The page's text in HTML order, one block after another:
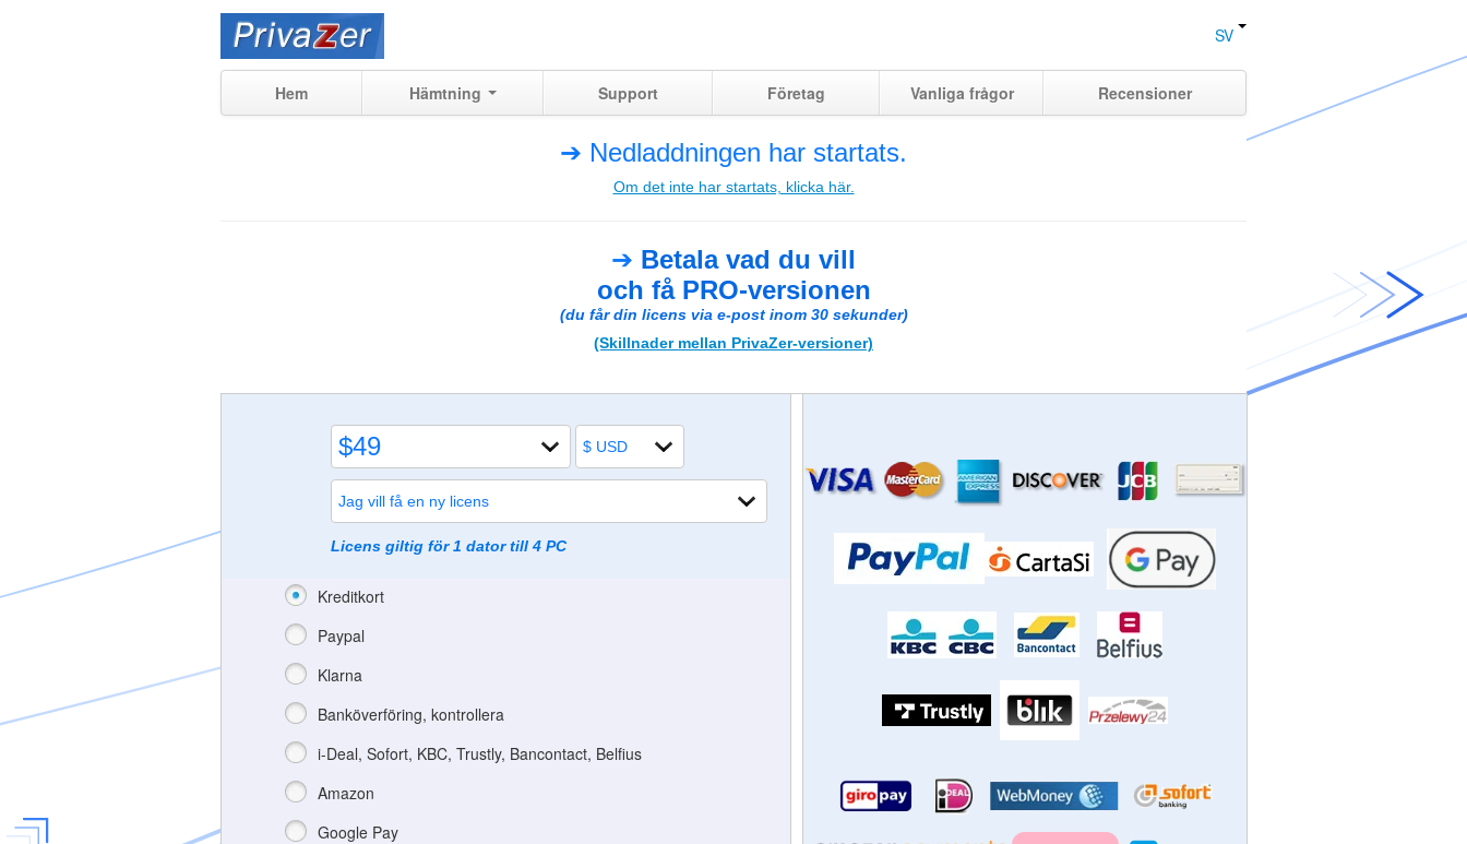
SV
Hem Hämtning Support Företag Vanliga frågor Recensioner
➔ Nedladdningen har startats.
Om det inte har startats, klicka här.
➔ Betala vad du vill
och få PRO-versionen
(du får din licens via e-post inom 30 sekunder)
(Skillnader mellan PrivaZer-versioner)
Licens giltig för 1 dator till 4 PC
Kreditkort
Paypal
Klarna
Banköverföring, kontrollera
i-Deal, Sofort, KBC, Trustly, Bancontact, Belfius
Amazon
Google Pay